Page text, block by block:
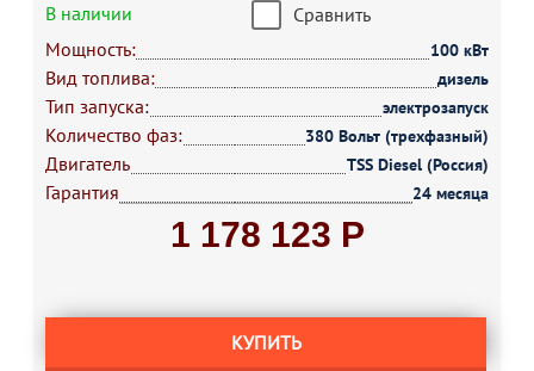
В наличии
Сравнить
Мощность:
100 кВт
Вид топлива: дизель
Тип запуска: электрозапуск
Количество фаз: 380 Вольт (трехфазный)
Двигатель TSS Diesel (Россия)
Гарантия 24 месяца
1 178 123 Р
КУПИТЬ